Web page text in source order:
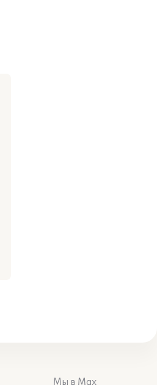
Мы в Max